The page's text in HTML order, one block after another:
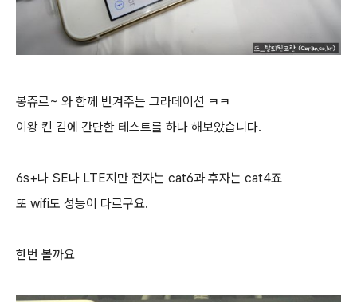
봉쥬르~ 와 함께 반겨주는 그라데이션 ㅋㅋ
이왕 킨 김에 간단한 테스트를 하나 해보았습니다.
6s+나 SE나 LTE지만 전자는 cat6과 후자는 cat4죠
또 wifi도 성능이 다르구요.
한번 볼까요